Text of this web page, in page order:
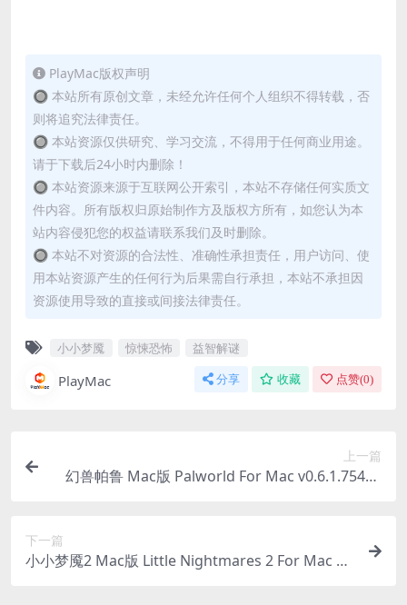
PlayMac版权声明
🔘 本站所有原创文章，未经允许任何个人组织不得转载，否
则将追究法律责任。
🔘 本站资源仅供研究、学习交流，不得用于任何商业用途。
请于下载后24小时内删除！
🔘 本站资源来源于互联网公开索引，本站不存储任何实质文
件内容。所有版权归原始制作方及版权方所有，如您认为本
站内容侵犯您的权益请联系我们及时删除。
🔘 本站不对资源的合法性、准确性承担责任，用户访问、使
用本站资源产生的任何行为后果需自行承担，本站不承担因
资源使用导致的直接或间接法律责任。
小小梦魇 惊悚恐怖 益智解谜
PlayMac 分享 收藏 点赞(0)
上一篇
幻兽帕鲁 Mac版 Palworld For Mac v0.6.1.75453
下一篇
小小梦魇2 Mac版 Little Nightmares 2 For Mac v